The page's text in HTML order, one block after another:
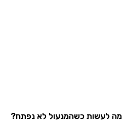
כשהמנעול לא נפתח?